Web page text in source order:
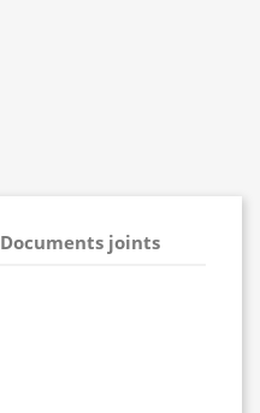
Documents joints